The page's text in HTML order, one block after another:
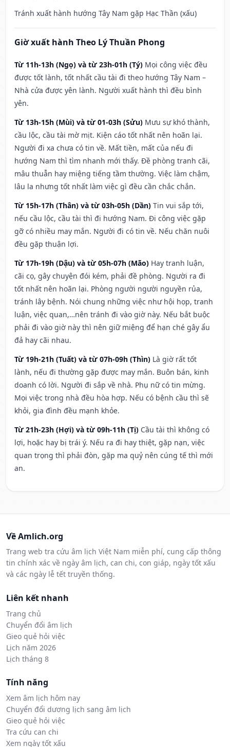
Tránh xuất hành hướng Tây Nam gặp Hạc Thần (xấu)
Giờ xuất hành Theo Lý Thuần Phong
Từ 11h-13h (Ngọ) và từ 23h-01h (Tý) Mọi công việc đều
được tốt lành, tốt nhất cầu tài đi theo hướng Tây Nam –
Nhà cửa được yên lành. Người xuất hành thì đều bình
yên.
Từ 13h-15h (Mùi) và từ 01-03h (Sửu) Mưu sự khó thành,
cầu lộc, cầu tài mờ mịt. Kiện cáo tốt nhất nên hoãn lại.
Người đi xa chưa có tin về. Mất tiền, mất của nếu đi
hướng Nam thì tìm nhanh mới thấy. Đề phòng tranh cãi,
mâu thuẫn hay miệng tiếng tầm thường. Việc làm chậm,
lâu la nhưng tốt nhất làm việc gì đều cần chắc chắn.
Từ 15h-17h (Thân) và từ 03h-05h (Dần) Tin vui sắp tới,
nếu cầu lộc, cầu tài thì đi hướng Nam. Đi công việc gặp
gỡ có nhiều may mắn. Người đi có tin về. Nếu chăn nuôi
đều gặp thuận lợi.
Từ 17h-19h (Dậu) và từ 05h-07h (Mão) Hay tranh luận,
cãi cọ, gây chuyện đói kém, phải đề phòng. Người ra đi
tốt nhất nên hoãn lại. Phòng người người nguyền rủa,
tránh lây bệnh. Nói chung những việc như hội họp, tranh
luận, việc quan,…nên tránh đi vào giờ này. Nếu bắt buộc
phải đi vào giờ này thì nên giữ miệng để hạn ché gây ẩu
đả hay cãi nhau.
Từ 19h-21h (Tuất) và từ 07h-09h (Thìn) Là giờ rất tốt
lành, nếu đi thường gặp được may mắn. Buôn bán, kinh
doanh có lời. Người đi sắp về nhà. Phụ nữ có tin mừng.
Mọi việc trong nhà đều hòa hợp. Nếu có bệnh cầu thì sẽ
khỏi, gia đình đều mạnh khỏe.
Từ 21h-23h (Hợi) và từ 09h-11h (Tị) Cầu tài thì không có
lợi, hoặc hay bị trái ý. Nếu ra đi hay thiệt, gặp nạn, việc
quan trọng thì phải đòn, gặp ma quỷ nên cúng tế thì mới
an.
Về Amlich.org
Trang web tra cứu âm lịch Việt Nam miễn phí, cung cấp thông
tin chính xác về ngày âm lịch, can chi, con giáp, ngày tốt xấu
và các ngày lễ tết truyền thống.
Liên kết nhanh
Trang chủ
Chuyển đổi âm lịch
Gieo quẻ hỏi việc
Lịch năm 2026
Lịch tháng 8
Tính năng
Xem âm lịch hôm nay
Chuyển đổi dương lịch sang âm lịch
Gieo quẻ hỏi việc
Tra cứu can chi
Xem ngày tốt xấu